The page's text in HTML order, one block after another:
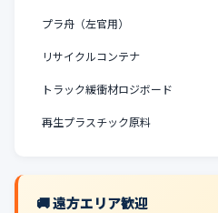
プラ舟（左官用）
リサイクルコンテナ
トラック緩衝材ロジボード
再生プラスチック原料
🚚 遠方エリア歓迎